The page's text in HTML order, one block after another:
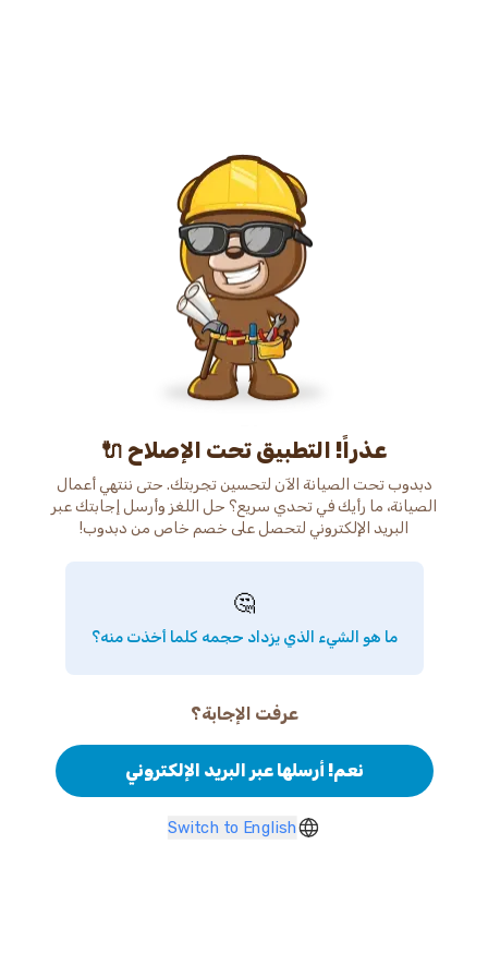
عذراً! التطبيق تحت الإصلاح 🔌
دبدوب تحت الصيانة الآن لتحسين تجربتك. حتى ننتهي أعمال
الصيانة، ما رأيك في تحدي سريع؟ حل اللغز وأرسل إجابتك عبر
البريد الإلكتروني لتحصل على خصم خاص من دبدوب!
🤔
ما هو الشيء الذي يزداد حجمه كلما أخذت منه؟
عرفت الإجابة؟
نعم! أرسلها عبر البريد الإلكتروني
Switch to English